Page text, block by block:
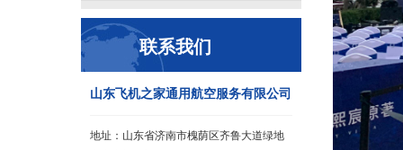
联系我们
山东飞机之家通用航空服务有限公司
地址：山东省济南市槐荫区齐鲁大道绿地